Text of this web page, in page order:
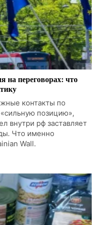
на переговорах: что
контакты по
позицию»,
внутри рф заставляет
Что именно
Wall.